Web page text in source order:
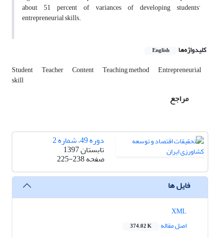
about 51 percent of variances of developing students’
entrepreneurial skills.
کلیدواژه‌ها English
Student Teacher Content Teaching method Entrepreneurial
skill
مراجع
دوره 49، شماره 2
تابستان 1397
صفحه225-238
فایل ها
اصل مقاله
374.02 K